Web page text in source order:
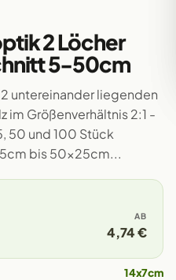
2 Löcher
5-50cm
untereinander liegenden
im Größenverhältnis 2:1 -
50 und 100 Stück
bis 50x25cm...
AB
4,74 €
14x7cm